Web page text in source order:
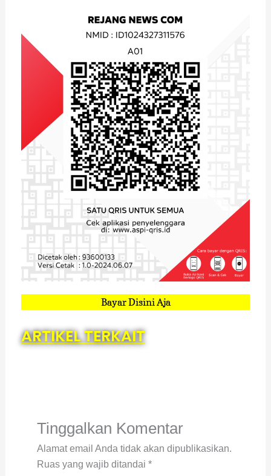
Bayar Disini Aja
ARTIKEL TERKAIT
Tinggalkan Komentar
Alamat email Anda tidak akan dipublikasikan.
Ruas yang wajib ditandai *